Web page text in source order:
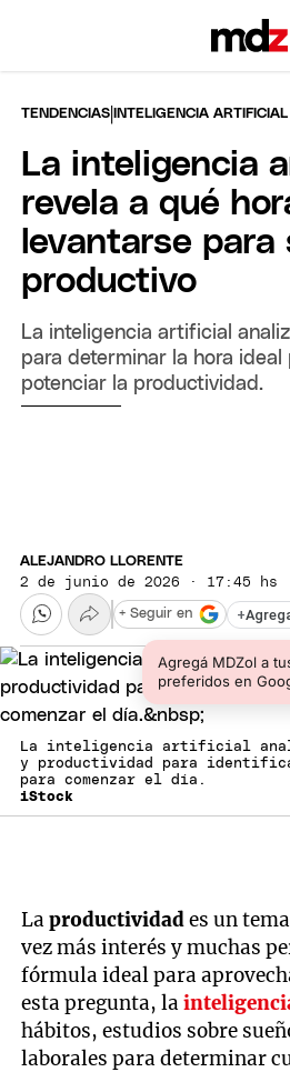
TENDENCIAS | INTELIGENCIA ARTIFICIAL
La inteligencia
revela a qué
levantarse para
productivo
La inteligencia artificial
para determinar la hora ideal
potenciar la productividad.
ALEJANDRO LLORENTE
2 de junio de 2026 · 17:45 hs
+
Agregá MDZol a
preferidos en
+ Seguir en
La inteligencia artificial
y productividad para
para comenzar el día.
iStock
Laproductividades un
vez más interés y muchas
fórmula ideal para
esta pregunta, la
hábitos, estudios sobre
laborales para determinar